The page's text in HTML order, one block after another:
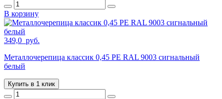
В корзину
349,0 руб.
Металлочерепица классик 0,45 PE RAL 9003 сигнальный
белый
Купить в 1 клик